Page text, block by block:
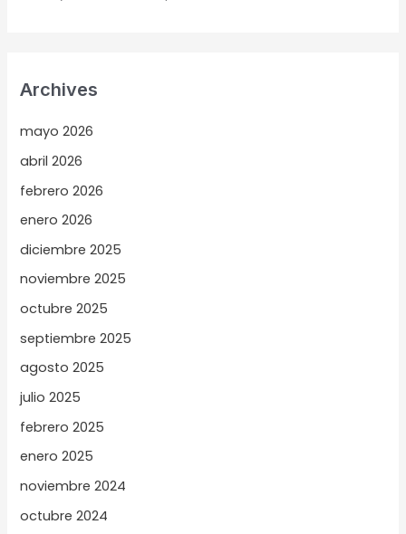
Archives
mayo 2026
abril 2026
febrero 2026
enero 2026
diciembre 2025
noviembre 2025
octubre 2025
septiembre 2025
agosto 2025
julio 2025
febrero 2025
enero 2025
noviembre 2024
octubre 2024